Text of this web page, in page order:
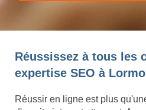
Réussissez à tous les
expertise SEO à
Réussir en ligne est plus